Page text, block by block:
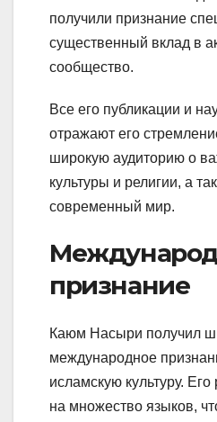
получили признание
существенный вклад в
сообщество.
Все его публикации и
отражают его
широкую аудиторию о
культуры и религии, а
современный мир.
признание
Каюм Насыри получил
международное
исламскую культуру.
на множество языков,